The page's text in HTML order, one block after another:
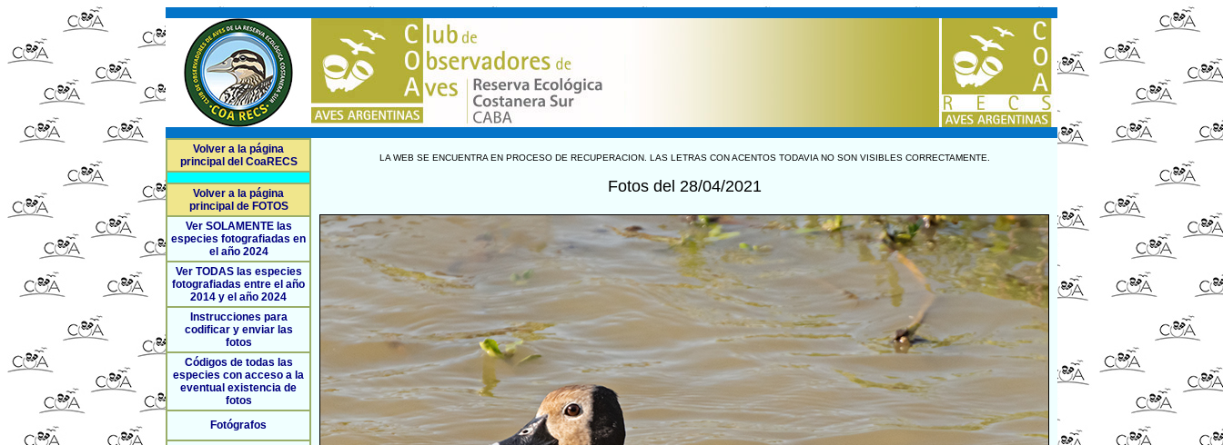
Volver a la página
principal del CoaRECS
Volver a la página
principal de FOTOS
Ver SOLAMENTE las
especies fotografiadas en
el año 2024
Ver TODAS las especies
fotografiadas entre el año
2014 y el año 2024
Instrucciones para
codificar y enviar las
fotos
Códigos de todas las
especies con acceso a la
eventual existencia de
fotos
Fotógrafos
LA WEB SE ENCUENTRA EN PROCESO DE RECUPERACION. LAS LETRAS CON ACENTOS TODAVIA NO SON VISIBLES CORRECTAMENTE.
Fotos del 28/04/2021